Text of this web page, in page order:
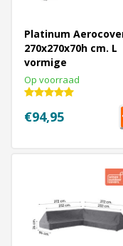
Platinum
270x270x70h cm. L
vormige
loungesethoes
Op voorraad
€94,95